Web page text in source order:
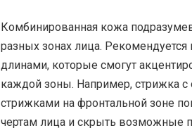
Комбинированная кожа
разных зонах лица.
длинами, которые смогут
каждой зоны. Например, стрижка
стрижками на фронтальной зоне
чертам лица и скрыть возможные